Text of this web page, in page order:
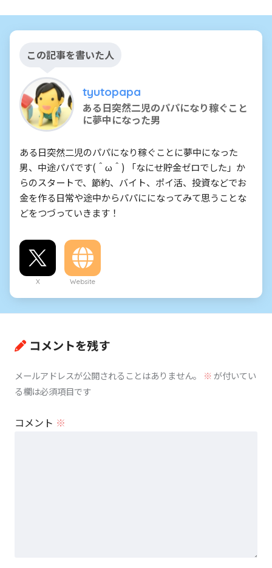
この記事を書いた人
tyutopapa
ある日突然二児のパパになり稼ぐこと
に夢中になった男
ある日突然二児のパパになり稼ぐことに夢中になった
男、中途パパです(＾ω＾) 「なにせ貯金ゼロでした」か
らのスタートで、節約、バイト、ポイ活、投資などでお
金を作る日常や途中からパパにになってみて思うことな
どをつづっていきます！
X Website
コメントを残す
メールアドレスが公開されることはありません。 ※が付いてい
る欄は必須項目です
コメント ※